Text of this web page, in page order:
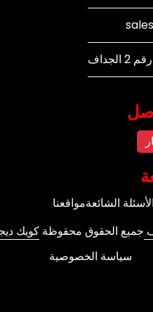
الأسئلة الشائعةمواقعنا
جميع الحقوق محقوظةكويك
سياسة الخصوصية